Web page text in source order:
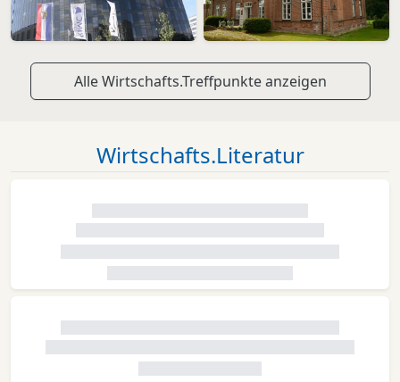
Alle Wirtschafts.Treffpunkte anzeigen
Wirtschafts.Literatur